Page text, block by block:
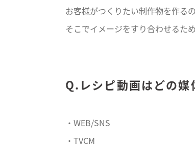
お客様がつくりたい制作物を作る
そこでイメージをすり合わせるた
Q.レシピ動画はどの媒
・WEB/SNS
・TVCM